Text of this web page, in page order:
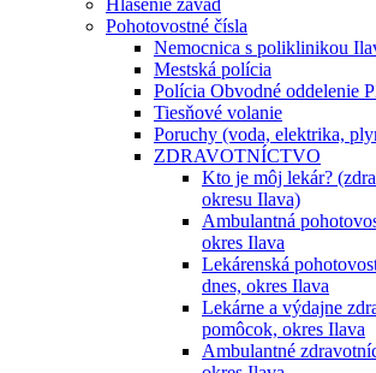
Hlásenie závad
Pohotovostné čísla
Nemocnica s poliklinikou
Mestská polícia
Polícia Obvodné oddelenie
Tiesňové volanie
Poruchy (voda, elektrika,
ZDRAVOTNÍCTVO
Kto je môj lekár?
okresu Ilava)
Ambulantná
okres Ilava
Lekárenská
dnes, okres Ilava
Lekárne a výdajne
pomôcok, okres Ilava
Ambulantné